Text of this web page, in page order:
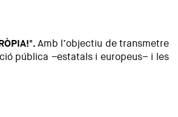
Amb l’objectiu de transmetre
pública –estatals i europeus– i les